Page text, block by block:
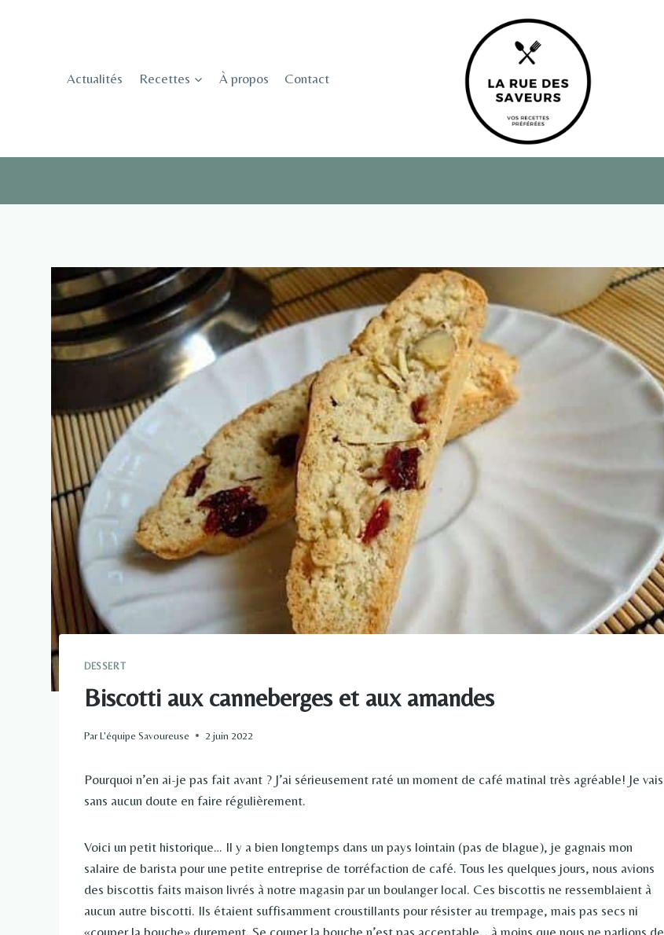
Actualités
Recettes À propos Contact
DESSERT
Biscotti aux canneberges et aux amandes
ParL'équipe Savoureuse 2 juin 2022
Pourquoi n’en ai-je pas fait avant ? J’ai sérieusement raté un moment de café matinal très agréable! Je vais
sans aucun doute en faire régulièrement.
Voici un petit historique… Il y a bien longtemps dans un pays lointain (pas de blague), je gagnais mon
salaire de barista pour une petite entreprise de torréfaction de café. Tous les quelques jours, nous avions
des biscottis faits maison livrés à notre magasin par un boulanger local. Ces biscottis ne ressemblaient à
aucun autre biscotti. Ils étaient suffisamment croustillants pour résister au trempage, mais pas secs ni
«couper la bouche» durement. Se couper la bouche n’est pas acceptable… à moins que nous ne parlions de